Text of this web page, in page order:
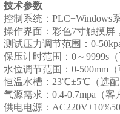
技术参数
控制系统：PLC+Windows
操作界面：彩色7寸触摸屏
测试压力调节范围：0-
保压计时范围：0～9999s（
水位调节范围：0-500mm（
恒温水槽：23℃±5℃（选配
气源需求：0.4-0.7mpa（客
供电电源：